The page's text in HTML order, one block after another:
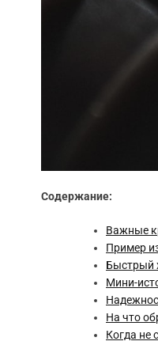
Содержание:
Важные
Пример
Быстрый
Мини-
На что
Когда не